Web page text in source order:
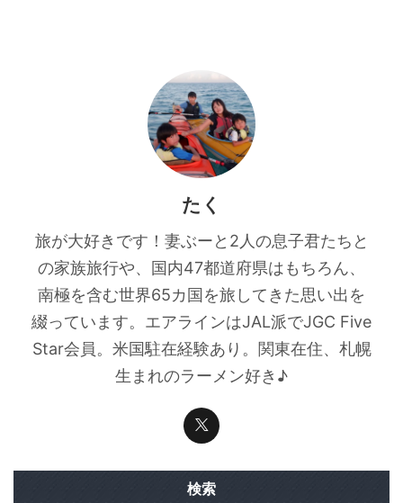
たく
旅が大好きです！妻ぶーと2人の息子君たちと
の家族旅行や、国内47都道府県はもちろん、
南極を含む世界65カ国を旅してきた思い出を
綴っています。エアラインはJAL派でJGC Five
Star会員。米国駐在経験あり。関東在住、札幌
生まれのラーメン好き♪
検索